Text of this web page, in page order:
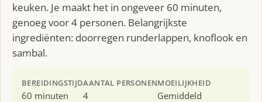
keuken. Je maakt het in ongeveer 60 minuten,
genoeg voor 4 personen. Belangrijkste
ingrediënten: doorregen runderlappen, knoflook en
sambal.
BEREIDINGSTIJD
60 minuten
AANTAL PERSONEN
4
MOEILIJKHEID
Gemiddeld